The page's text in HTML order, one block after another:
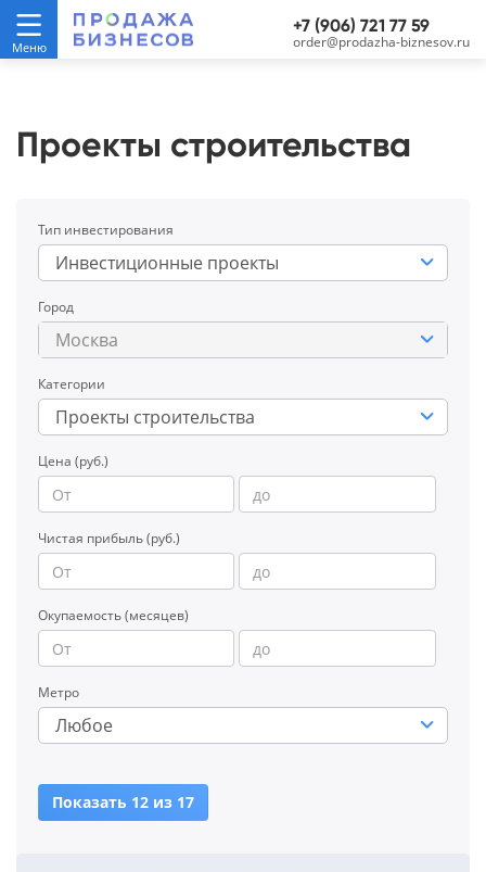
+7 (906) 721 77 59
order@prodazha-biznesov.ru
Проекты строительства
Тип инвестирования
Инвестиционные проекты
Город
Москва
Категории
Проекты строительства
Цена (руб.)
Чистая прибыль (руб.)
Окупаемость (месяцев)
Метро
Любое
Показать 12 из 17